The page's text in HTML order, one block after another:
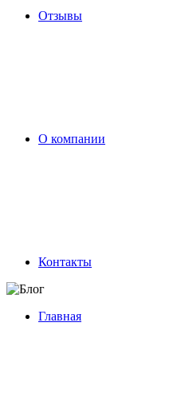
Отзывы
О компании
Контакты
Главная